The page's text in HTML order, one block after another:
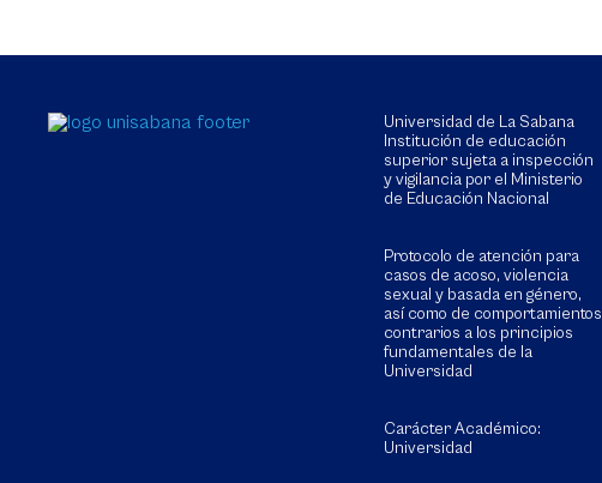
Universidad de La Sabana
Institución de educación
superior sujeta a inspección
y vigilancia por el Ministerio
de Educación Nacional
Protocolo de atención para
casos de acoso, violencia
sexual y basada en género,
así como de comportamientos
contrarios a los principios
fundamentales de la
Universidad
Carácter Académico:
Universidad